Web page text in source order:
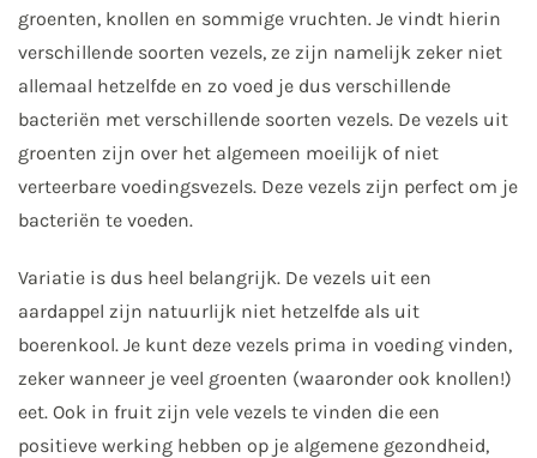
groenten, knollen en sommige vruchten. Je vindt hierin
verschillende soorten vezels, ze zijn namelijk zeker niet
allemaal hetzelfde en zo voed je dus verschillende
bacteriën met verschillende soorten vezels. De vezels uit
groenten zijn over het algemeen moeilijk of niet
verteerbare voedingsvezels. Deze vezels zijn perfect om je
bacteriën te voeden.
Variatie is dus heel belangrijk. De vezels uit een
aardappel zijn natuurlijk niet hetzelfde als uit
boerenkool. Je kunt deze vezels prima in voeding vinden,
zeker wanneer je veel groenten (waaronder ook knollen!)
eet. Ook in fruit zijn vele vezels te vinden die een
positieve werking hebben op je algemene gezondheid,